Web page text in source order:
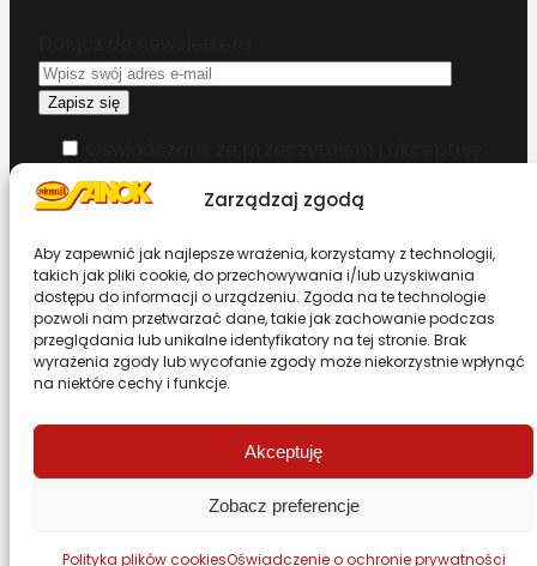
Zarządzaj zgodą
Aby zapewnić jak najlepsze wrażenia, korzystamy z technologii,
takich jak pliki cookie, do przechowywania i/lub uzyskiwania
dostępu do informacji o urządzeniu. Zgoda na te technologie
pozwoli nam przetwarzać dane, takie jak zachowanie podczas
przeglądania lub unikalne identyfikatory na tej stronie. Brak
wyrażenia zgody lub wycofanie zgody może niekorzystnie wpłynąć
na niektóre cechy i funkcje.
Akceptuję
Zobacz preferencje
Polityka plików cookiesOświadczenie o ochronie prywatności
warunki korzystania z serwisu
Design & Code by Foxstudio.eu
Przewiń stronę do góry